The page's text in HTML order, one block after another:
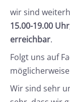
wir sind
15.00-19.00
erreichbar.
Folgt uns auf
Wir sind sehr